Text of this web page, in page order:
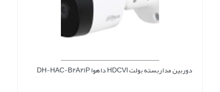
دوربین مداربسته بولت HDCVI داهوا DH-HAC-B2A21P